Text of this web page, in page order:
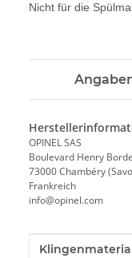
Nicht für die
OPINEL SAS
Boulevard Henry
73000 Chambéry
Frankreich
info@opinel.com
Wert